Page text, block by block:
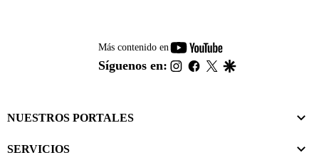
Más contenido en
youtube-
footer
Síguenos en: instagram
facebook
twitter
NUESTROS PORTALES
SERVICIOS